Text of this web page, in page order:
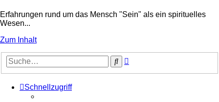
Erfahrungen rund um das Mensch "Sein" als ein spirituelles
Wesen...
Zum Inhalt
Suche
Schnellzugriff